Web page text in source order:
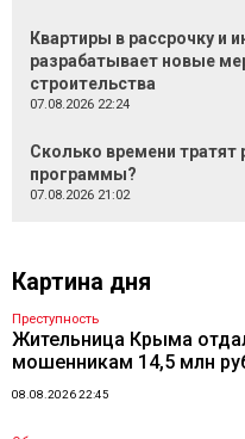
Квартиры в рассрочку и
разрабатывает новые
строительства
07.08.2026 22:24
Сколько времени тратят
программы?
07.08.2026 21:02
Картина дня
Преступность
Жительница Крыма
мошенникам 14,5 млн
08.08.2026 22:45